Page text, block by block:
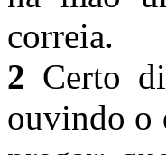
correia.
2 Certo
ouvindo o